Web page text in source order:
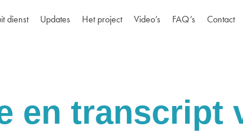
dienst Updates Het project Video’s FAQ’s Contact
en transcript